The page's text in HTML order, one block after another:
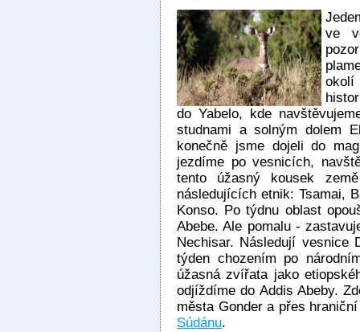
ve
do Yabelo, kde
studnami a solným dolem
konečně jsme dojeli do
jezdíme po vesnicích,
tento úžasný kousek
následujících etnik: Tsamai,
Konso. Po týdnu oblast
Abebe. Ale pomalu -
Nechisar. Následují vesnice
týden chozením po
úžasná zvířata jako
odjíždíme do Addis Abeby.
města Gonder a přes
Súdánu.